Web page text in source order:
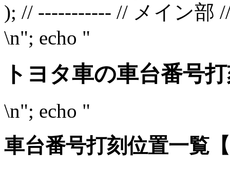
); // ----------- // メイン部
\n"; echo "
トヨタ車の車台番号
\n"; echo "
車台番号打刻位置一覧